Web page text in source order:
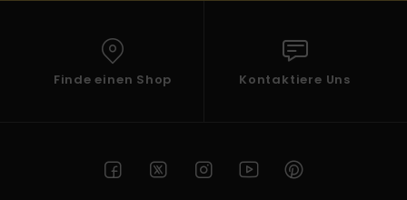
Finde einen Shop Kontaktiere Uns